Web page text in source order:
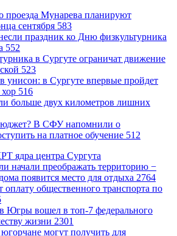
проезда Мунарева планируют
сентября 583
праздник ко Дню физкультурника
552
в Сургуте ограничат движение
523
унисон: в Сургуте впервые пройдет
516
больше двух километров лишних
В СФУ напомнили о
на платное обучение 512
ядра центра Сургута
начали преображать территорию −
появится место для отдыха 2764
оплату общественного транспорта по
Югры вошел в топ-7 федерального
жизни 2301
могут получить для